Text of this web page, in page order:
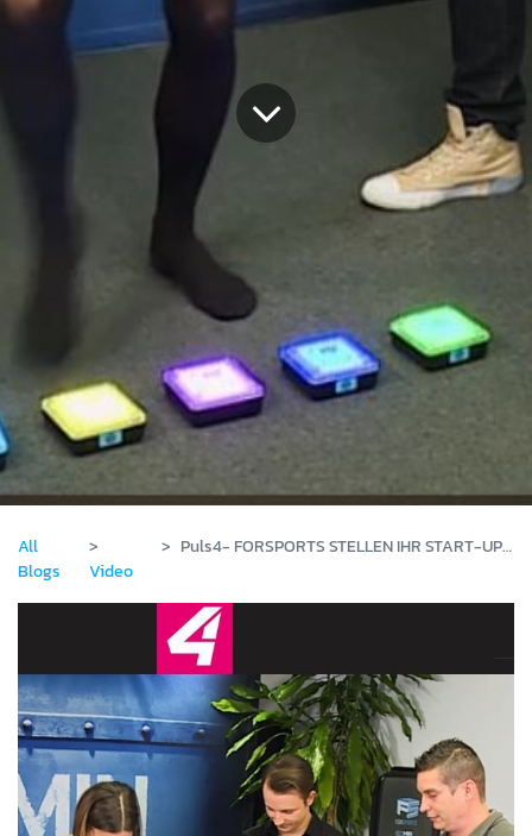
All
Blogs
Video
Puls4- FORSPORTS STELLEN IHR START-UP VOR